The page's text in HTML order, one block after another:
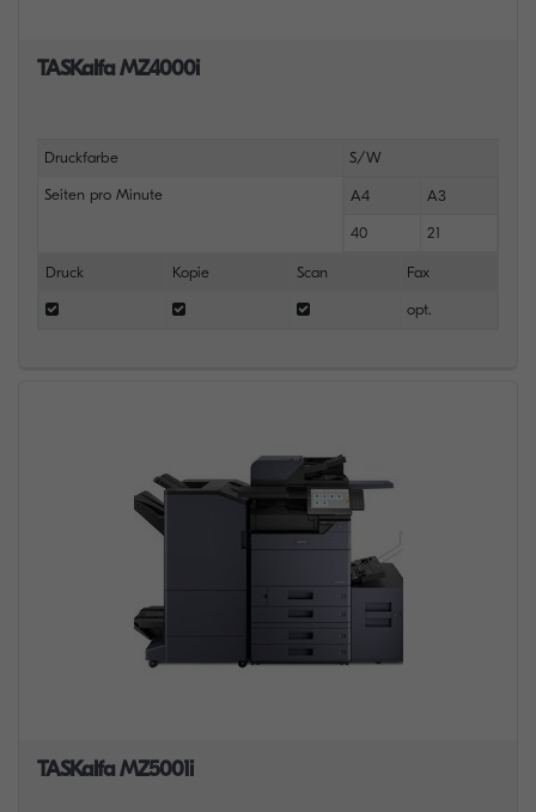
TASKalfa MZ4000i
Druckfarbe S/W
Seiten pro Minute A4 A3
40 21
Druck Kopie Scan Fax
opt.
TASKalfa MZ5001i